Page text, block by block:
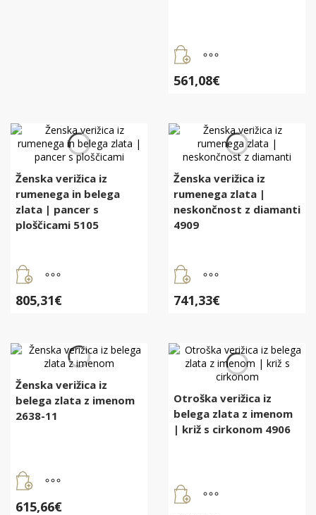
561,08€
Ženska verižica iz
rumenega in belega
zlata | pancer s
ploščicami 5105
805,31€
Ženska verižica iz
rumenega zlata |
neskončnost z diamanti
4909
741,33€
Ženska verižica iz
belega zlata z imenom
2638-11
615,66€
Otroška verižica iz
belega zlata z imenom
| križ s cirkonom 4906